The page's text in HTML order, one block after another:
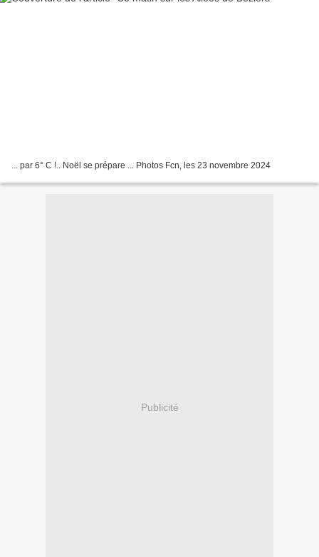
... par 6° C !.. Noël se prépare ... Photos Fcn, les 23 novembre 2024
Publicité